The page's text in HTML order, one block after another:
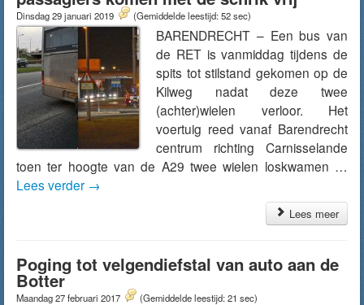
Dinsdag 29 januari 2019 (Gemiddelde leestijd: 52 sec)
BARENDRECHT – Een bus van
de RET is vanmiddag tijdens de
spits tot stilstand gekomen op de
Kilweg nadat deze twee
(achter)wielen verloor. Het
voertuig reed vanaf Barendrecht
centrum richting Carnisselande
toen ter hoogte van de A29 twee wielen loskwamen …
Lees verder →
Lees meer
Poging tot velgendiefstal van auto aan de
Botter
Maandag 27 februari 2017 (Gemiddelde leestijd: 21 sec)